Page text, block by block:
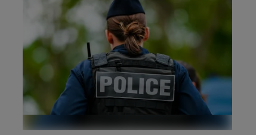
agriculteurs volontaires pour venir en aide...